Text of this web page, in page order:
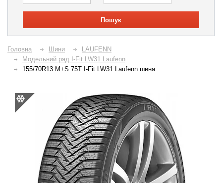
Пошук
Головна Шини
LAUFENN
Модельний ряд I-Fit LW31 Laufenn
155/70R13 M+S 75T I-Fit LW31 Laufenn шина